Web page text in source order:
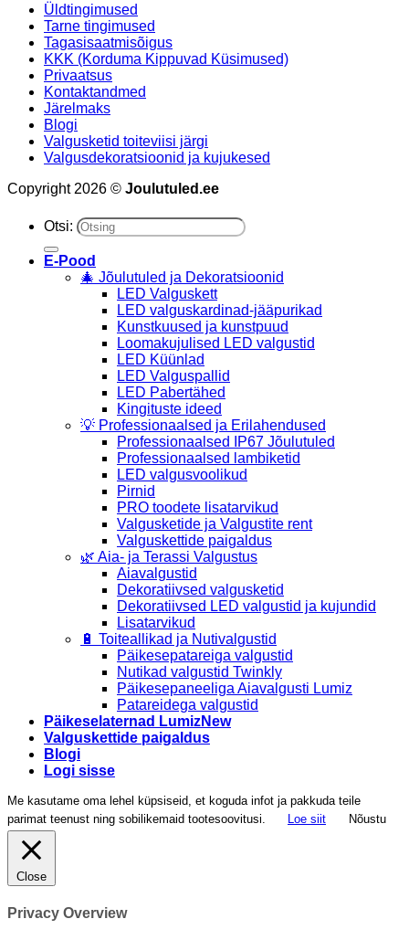
Üldtingimused
Tarne tingimused
Tagasisaatmisõigus
KKK (Korduma Kippuvad Küsimused)
Privaatsus
Kontaktandmed
Järelmaks
Blogi
Valgusketid toiteviisi järgi
Valgusdekoratsioonid ja kujukesed
Copyright 2026 © Joulutuled.ee
Otsi:
E-Pood
🎄 Jõulutuled ja Dekoratsioonid
LED Valguskett
LED valguskardinad-jääpurikad
Kunstkuused ja kunstpuud
Loomakujulised LED valgustid
LED Küünlad
LED Valguspallid
LED Pabertähed
Kingituste ideed
💡 Professionaalsed ja Erilahendused
Professionaalsed IP67 Jõulutuled
Professionaalsed lambiketid
LED valgusvoolikud
Pirnid
PRO toodete lisatarvikud
Valgusketide ja Valgustite rent
Valguskettide paigaldus
🌿 Aia- ja Terassi Valgustus
Aiavalgustid
Dekoratiivsed valgusketid
Dekoratiivsed LED valgustid ja kujundid
Lisatarvikud
🔋 Toiteallikad ja Nutivalgustid
Päikesepatareiga valgustid
Nutikad valgustid Twinkly
Päikesepaneeliga Aiavalgusti Lumiz
Patareidega valgustid
Päikeselaternad Lumiz
Valguskettide paigaldus
Blogi
Logi sisse
Me kasutame oma lehel küpsiseid, et koguda infot ja pakkuda teile
parimat teenust ning sobilikemaid tootesoovitusi.
Loe siit Nõustu
Close
Privacy Overview